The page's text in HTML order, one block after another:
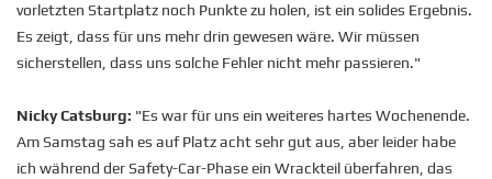
vorletzten Startplatz noch Punkte zu holen, ist ein solides Ergebnis.
Es zeigt, dass für uns mehr drin gewesen wäre. Wir müssen
sicherstellen, dass uns solche Fehler nicht mehr passieren."
Nicky Catsburg: "Es war für uns ein weiteres hartes Wochenende.
Am Samstag sah es auf Platz acht sehr gut aus, aber leider habe
ich während der Safety-Car-Phase ein Wrackteil überfahren, das